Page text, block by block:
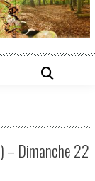
– Dimanche 22